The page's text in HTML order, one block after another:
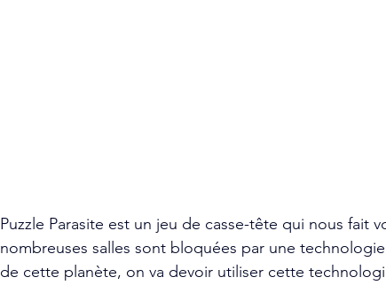
Puzzle Parasite est un jeu de casse-tête qui nous fait
nombreuses salles sont bloquées par une
de cette planète, on va devoir utiliser cette